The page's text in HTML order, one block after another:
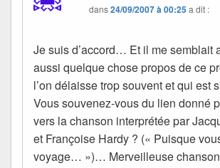
dans24/09/2007 à 00:25a dit :
Je suis d’accord… Et il me semblait
aussi quelque chose propos de ce
l’on délaisse trop souvent et qui est
Vous souvenez-vous du lien donné
vers la chanson interprétée par
et Françoise Hardy ? (« Puisque
voyage… »)… Merveilleuse